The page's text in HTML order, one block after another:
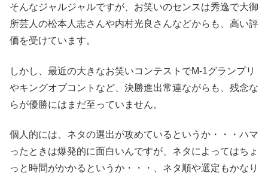
そんなジャルジャルですが、お笑いのセンスは秀逸で大御
所芸人の松本人志さんや内村光良さんなどからも、高い評
価を受けています。
しかし、最近の大きなお笑いコンテストでM-1グランプリ
やキングオブコントなど、決勝進出常連ながらも、残念な
らが優勝にはまだ至っていません。
個人的には、ネタの選出が攻めているというか・・・ハマ
ったときは爆発的に面白いんですが、ネタによってはちょ
っと時間がかかるというか・・・、ネタ順や選定もかなり